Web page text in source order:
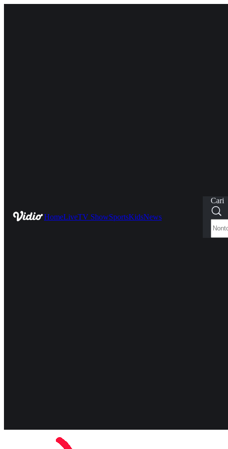
HomeLiveTV ShowSportsKidsNews
Cari